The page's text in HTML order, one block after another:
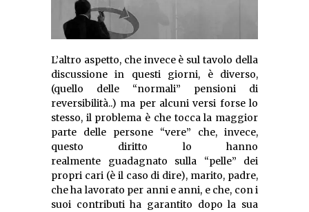
L’altro aspetto, che invece è sul tavolo della
discussione in questi giorni, è diverso,
(quello delle “normali” pensioni di
reversibilità..) ma per alcuni versi forse lo
stesso, il problema è che tocca la maggior
parte delle persone “vere” che, invece,
questo diritto lo hanno
realmente guadagnato sulla “pelle” dei
propri cari (è il caso di dire), marito, padre,
che ha lavorato per anni e anni, e che, con i
suoi contributi ha garantito dopo la sua